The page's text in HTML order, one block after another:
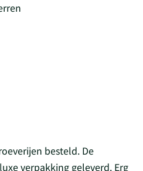
besteld. De
verpakking geleverd. Erg